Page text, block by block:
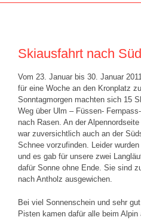
Skiausfahrt nach
Vom 23. Januar bis 30. Januar
für eine Woche an den Kronplatz
Sonntagmorgen machten sich 15
Weg über Ulm – Füssen-
nach Rasen. An der
war zuversichtlich auch an der
Schnee vorzufinden. Leider
und es gab für unsere zwei
dafür Sonne ohne Ende. Sie sind
nach Antholz ausgewichen.
Bei viel Sonnenschein und sehr
Pisten kamen dafür alle beim